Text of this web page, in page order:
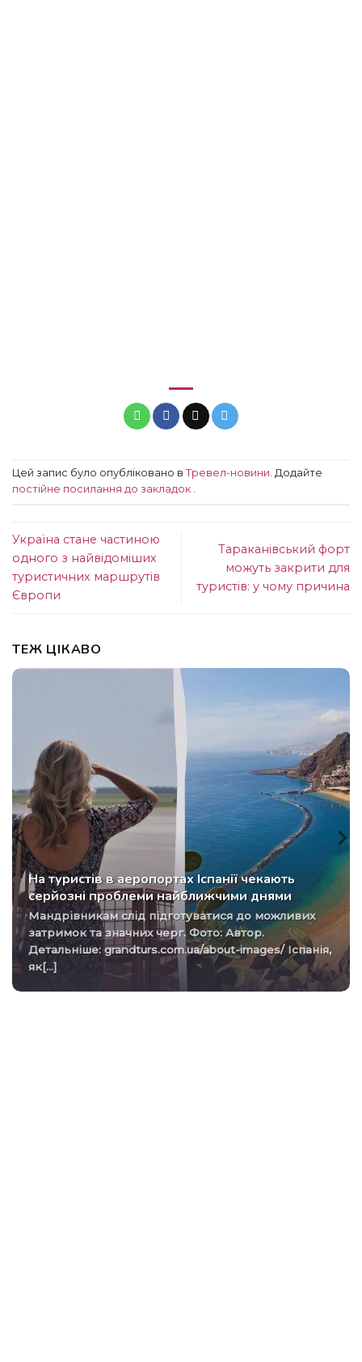
Цей запис було опубліковано в Тревел-новини. Додайте
постійне посилання до закладок .
Україна стане частиною
одного з найвідоміших
туристичних маршрутів
Європи
Тараканівський форт
можуть закрити для
туристів: у чому причина
ТЕЖ ЦІКАВО
На туристів в аеропортах Іспанії чекають
серйозні проблеми найближчими днями
Мандрівникам слід підготуватися до можливих
затримок та значних черг. Фото: Автор.
Детальніше: grandturs.com.ua/about-images/ Іспанія,
як[...]